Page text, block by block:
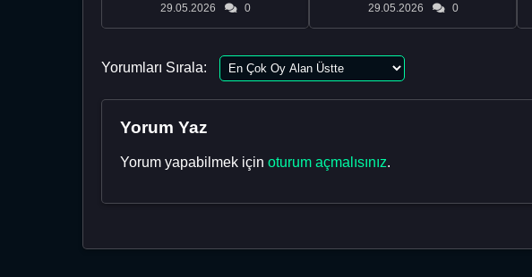
29.05.2026 0 29.05.2026 0
Yorumları Sırala:
Yorum Yaz
Yorum yapabilmek için oturum açmalısınız.